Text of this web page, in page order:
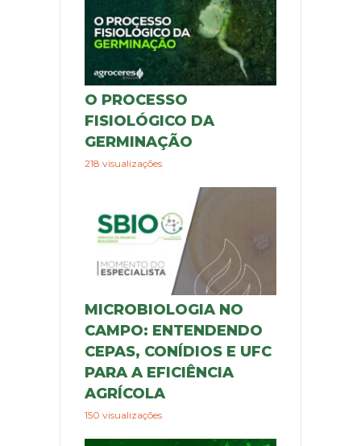
O PROCESSO
FISIOLÓGICO DA
GERMINAÇÃO
218 visualizações
MICROBIOLOGIA NO
CAMPO: ENTENDENDO
CEPAS, CONÍDIOS E UFC
PARA A EFICIÊNCIA
AGRÍCOLA
150 visualizações